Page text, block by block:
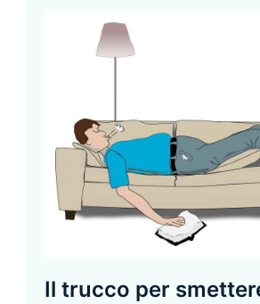
Il trucco per